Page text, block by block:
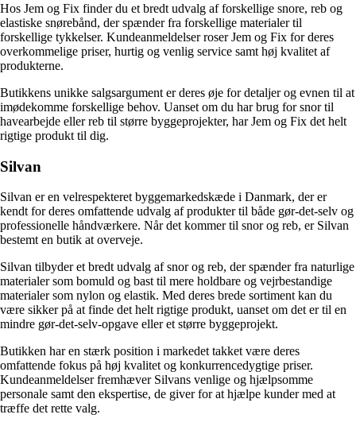
Hos Jem og Fix finder du et bredt udvalg af forskellige snore, reb og
elastiske snørebånd, der spænder fra forskellige materialer til
forskellige tykkelser. Kundeanmeldelser roser Jem og Fix for deres
overkommelige priser, hurtig og venlig service samt høj kvalitet af
produkterne.
Butikkens unikke salgsargument er deres øje for detaljer og evnen til at
imødekomme forskellige behov. Uanset om du har brug for snor til
havearbejde eller reb til større byggeprojekter, har Jem og Fix det helt
rigtige produkt til dig.
Silvan
Silvan er en velrespekteret byggemarkedskæde i Danmark, der er
kendt for deres omfattende udvalg af produkter til både gør-det-selv og
professionelle håndværkere. Når det kommer til snor og reb, er Silvan
bestemt en butik at overveje.
Silvan tilbyder et bredt udvalg af snor og reb, der spænder fra naturlige
materialer som bomuld og bast til mere holdbare og vejrbestandige
materialer som nylon og elastik. Med deres brede sortiment kan du
være sikker på at finde det helt rigtige produkt, uanset om det er til en
mindre gør-det-selv-opgave eller et større byggeprojekt.
Butikken har en stærk position i markedet takket være deres
omfattende fokus på høj kvalitet og konkurrencedygtige priser.
Kundeanmeldelser fremhæver Silvans venlige og hjælpsomme
personale samt den ekspertise, de giver for at hjælpe kunder med at
træffe det rette valg.